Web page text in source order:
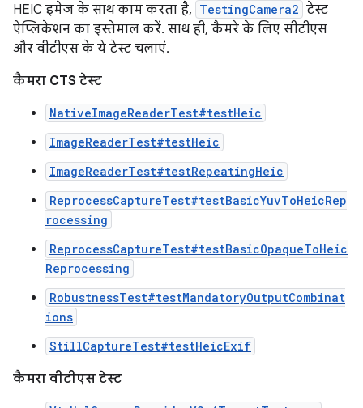
HEIC इमेज के साथ काम करता है, TestingCamera2 टेस्ट
ऐप्लिकेशन का इस्तेमाल करें. साथ ही, कैमरे के लिए सीटीएस
और वीटीएस के ये टेस्ट चलाएं.
कैमरा CTS टेस्ट
NativeImageReaderTest#testHeic
ImageReaderTest#testHeic
ImageReaderTest#testRepeatingHeic
ReprocessCaptureTest#testBasicYuvToHeicRep
rocessing
ReprocessCaptureTest#testBasicOpaqueToHeic
Reprocessing
RobustnessTest#testMandatoryOutputCombinat
ions
StillCaptureTest#testHeicExif
कैमरा वीटीएस टेस्ट